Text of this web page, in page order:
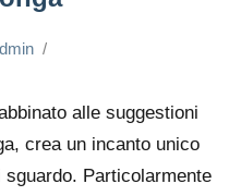
alle suggestioni
crea un incanto unico
Particolarmente